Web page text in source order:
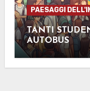
PAESAGGI
TANTI
AUTOBUS